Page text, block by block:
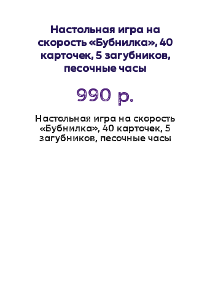
Настольная игра на
скорость «Бубнилка», 40
карточек, 5 загубников,
песочные часы
990 р.
Настольная игра на скорость
«Бубнилка», 40 карточек, 5
загубников, песочные часы